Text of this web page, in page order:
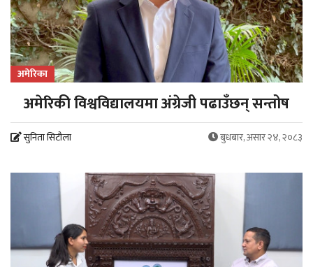
अमेरिका
अमेरिकी विश्वविद्यालयमा अंग्रेजी पढाउँछन् सन्तोष
सुनिता सिटौला बुधबार, असार २४, २०८३